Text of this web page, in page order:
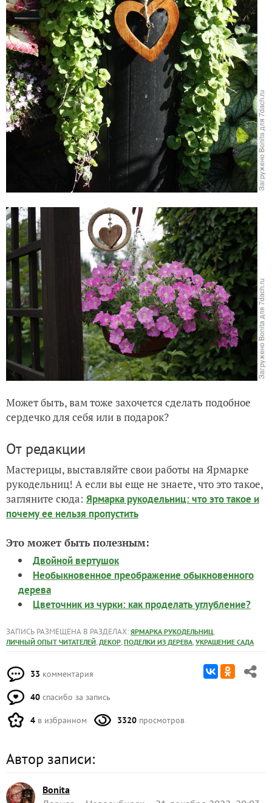
Может быть, вам тоже захочется сделать подобное
сердечко для себя или в подарок?
От редакции
Мастерицы, выставляйте свои работы на Ярмарке
рукодельниц! А если вы еще не знаете, что это такое,
загляните сюда: Ярмарка рукодельниц: что это такое и
почему ее нельзя пропустить
Это может быть полезным:
Двойной вертушок
Необыкновенное преображение обыкновенного
дерева
Цветочник из чурки: как проделать углубление?
ЗАПИСЬ РАЗМЕЩЕНА В РАЗДЕЛАХ: ЯРМАРКА РУКОДЕЛЬНИЦ,
ЛИЧНЫЙ ОПЫТ ЧИТАТЕЛЕЙ, ДЕКОР, ПОДЕЛКИ ИЗ ДЕРЕВА, УКРАШЕНИЕ САДА
33 комментария
40 спасибо за запись
4 в избранном 3320 просмотров
Автор записи:
Bonita